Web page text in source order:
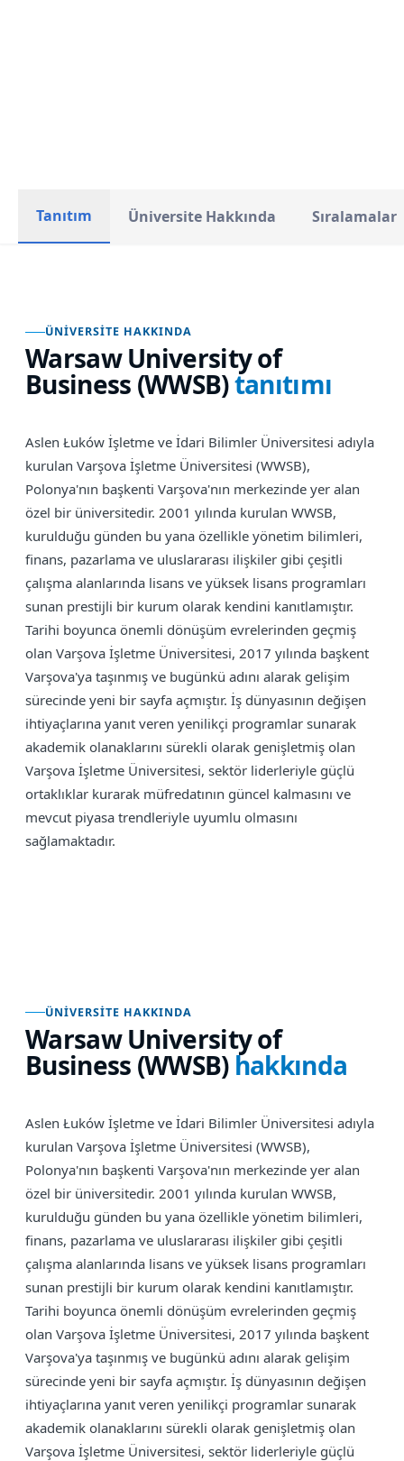
Tanıtım Üniversite Hakkında Sıralamalar
ÜNIVERSITE HAKKINDA
Warsaw University of
Business (WWSB)tanıtımı
Aslen Łuków İşletme ve İdari Bilimler Üniversitesi adıyla
kurulan Varşova İşletme Üniversitesi (WWSB),
Polonya'nın başkenti Varşova'nın merkezinde yer alan
özel bir üniversitedir. 2001 yılında kurulan WWSB,
kurulduğu günden bu yana özellikle yönetim bilimleri,
finans, pazarlama ve uluslararası ilişkiler gibi çeşitli
çalışma alanlarında lisans ve yüksek lisans programları
sunan prestijli bir kurum olarak kendini kanıtlamıştır.
Tarihi boyunca önemli dönüşüm evrelerinden geçmiş
olan Varşova İşletme Üniversitesi, 2017 yılında başkent
Varşova'ya taşınmış ve bugünkü adını alarak gelişim
sürecinde yeni bir sayfa açmıştır. İş dünyasının değişen
ihtiyaçlarına yanıt veren yenilikçi programlar sunarak
akademik olanaklarını sürekli olarak genişletmiş olan
Varşova İşletme Üniversitesi, sektör liderleriyle güçlü
ortaklıklar kurarak müfredatının güncel kalmasını ve
mevcut piyasa trendleriyle uyumlu olmasını
sağlamaktadır.
ÜNIVERSITE HAKKINDA
Warsaw University of
Business (WWSB) hakkında
Aslen Łuków İşletme ve İdari Bilimler Üniversitesi adıyla
kurulan Varşova İşletme Üniversitesi (WWSB),
Polonya'nın başkenti Varşova'nın merkezinde yer alan
özel bir üniversitedir. 2001 yılında kurulan WWSB,
kurulduğu günden bu yana özellikle yönetim bilimleri,
finans, pazarlama ve uluslararası ilişkiler gibi çeşitli
çalışma alanlarında lisans ve yüksek lisans programları
sunan prestijli bir kurum olarak kendini kanıtlamıştır.
Tarihi boyunca önemli dönüşüm evrelerinden geçmiş
olan Varşova İşletme Üniversitesi, 2017 yılında başkent
Varşova'ya taşınmış ve bugünkü adını alarak gelişim
sürecinde yeni bir sayfa açmıştır. İş dünyasının değişen
ihtiyaçlarına yanıt veren yenilikçi programlar sunarak
akademik olanaklarını sürekli olarak genişletmiş olan
Varşova İşletme Üniversitesi, sektör liderleriyle güçlü